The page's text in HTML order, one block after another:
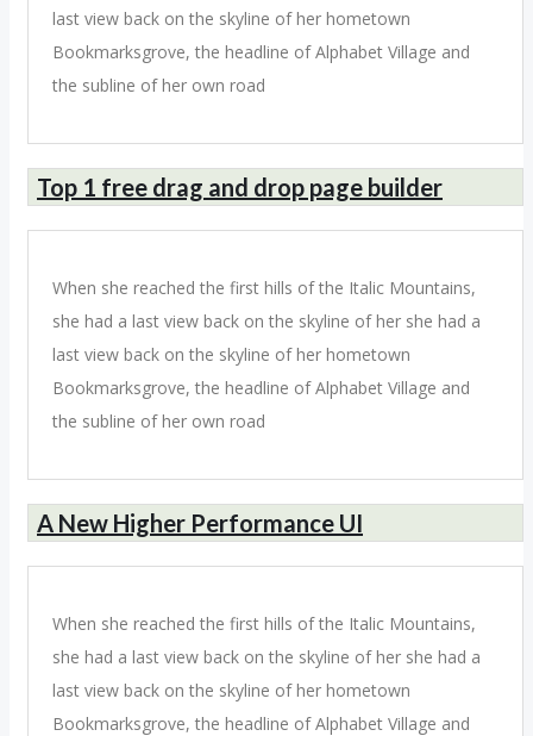
last view back on the skyline of her hometown
Bookmarksgrove, the headline of Alphabet Village and
the subline of her own road
Top 1 free drag and drop page builder
When she reached the first hills of the Italic Mountains,
she had a last view back on the skyline of her she had a
last view back on the skyline of her hometown
Bookmarksgrove, the headline of Alphabet Village and
the subline of her own road
A New Higher Performance UI
When she reached the first hills of the Italic Mountains,
she had a last view back on the skyline of her she had a
last view back on the skyline of her hometown
Bookmarksgrove, the headline of Alphabet Village and